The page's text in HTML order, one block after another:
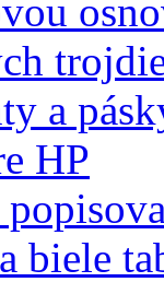
a
HP
biele